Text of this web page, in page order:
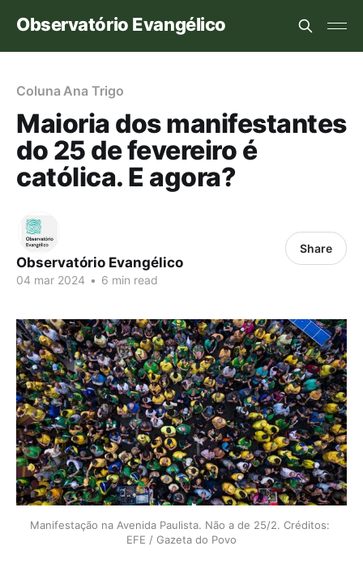
Observatório Evangélico
Coluna Ana Trigo
Maioria dos manifestantes
do 25 de fevereiro é
católica. E agora?
Observatório Evangélico
04 mar 2024 • 6 min read
Share
Manifestação na Avenida Paulista. Não a de 25/2. Créditos:
EFE / Gazeta do Povo